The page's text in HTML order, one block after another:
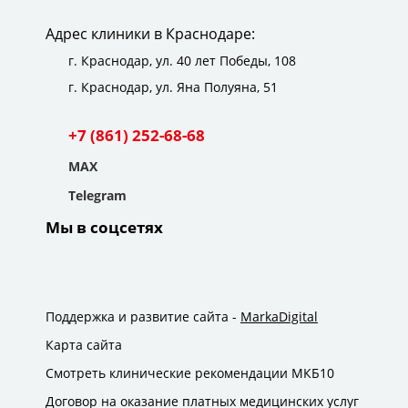
потребуется. Рекомендую!
доктору за его талант и человеческое
отношение. С уверенностью могу
высококвалифицированного специалиста!
Сергеевичу, он развеет все ваши страхи.
Спасибо за золотые руки. Очень рекомендую!
своего дела!
Адрес клиники в Краснодаре:
г. Краснодар, ул. 40 лет Победы, 108
г. Краснодар, ул. Яна Полуяна, 51
+7 (861) 252-68-68
MAX
Telegram
Мы в соцсетях
Поддержка и развитие сайта - MarkaDigital
Карта сайта
Смотреть клинические рекомендации МКБ10
Договор на оказание платных медицинских услуг